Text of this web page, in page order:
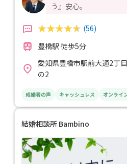
う』安心。
(56)
豊橋駅 徒歩5分
愛知県豊橋市駅前大通2丁
の2
成婚者の声 キャッシュレス オンライ
結婚相談所 Bambino